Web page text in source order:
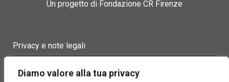
Diamo valore alla tua privacy
Un progetto di Fondazione CR Firenze
Privacy e note legali